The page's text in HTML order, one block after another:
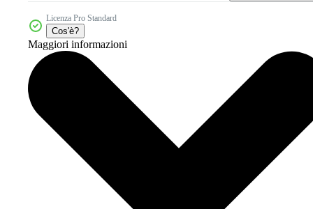
Licenza Pro Standard
Cos'è?
Maggiori informazioni